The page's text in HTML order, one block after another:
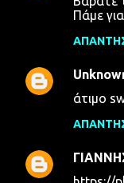
ι
α
Πάμε
άτιμο